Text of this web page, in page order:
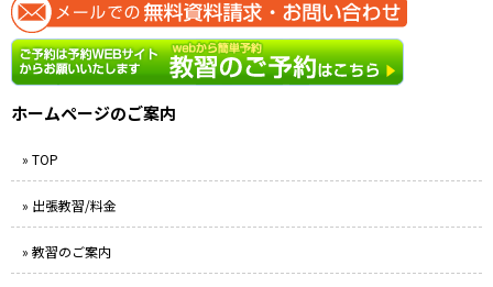
ホームページのご案内
» TOP
» 出張教習/料金
» 教習のご案内